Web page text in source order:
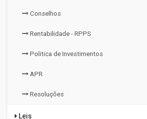
Conselhos
Rentabilidade - RPPS
Politica de Investimentos
APR
Resoluções
Leis